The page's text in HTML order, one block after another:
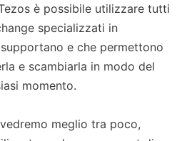
è possibile utilizzare tutti
specializzati in
e che permettono
e scambiarla in modo del
momento.
meglio tra poco,